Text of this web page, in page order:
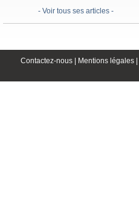
- Voir tous ses articles -
Contactez-nous | Mentions légales |